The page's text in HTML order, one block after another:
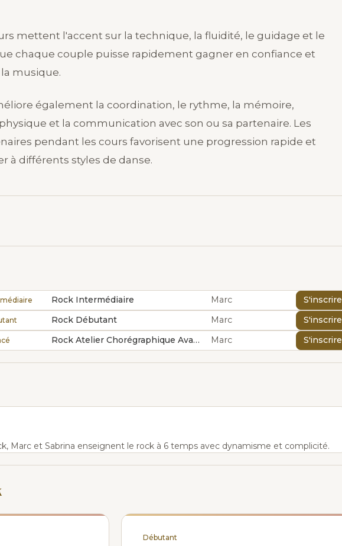
mettent l'accent sur la technique, la fluidité, le guidage et le
chaque couple puisse rapidement gagner en confiance et
musique.
également la coordination, le rythme, la mémoire,
et la communication avec son ou sa partenaire. Les
pendant les cours favorisent une progression rapide et
à différents styles de danse.
Rock Intermédiaire Marc
S'inscrire
Rock Débutant Marc
S'inscrire
Rock Atelier Chorégraphique Avancé Marc S'inscrire
Marc et Sabrina enseignent le rock à 6 temps avec dynamisme et complicité.
Débutant